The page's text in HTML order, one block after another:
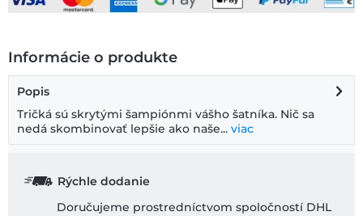
Informácie o produkte
Popis
Tričká sú skrytými šampiónmi vášho šatníka. Nič sa
nedá skombinovať lepšie ako naše... viac
Rýchle dodanie
Doručujeme prostredníctvom spoločností DHL